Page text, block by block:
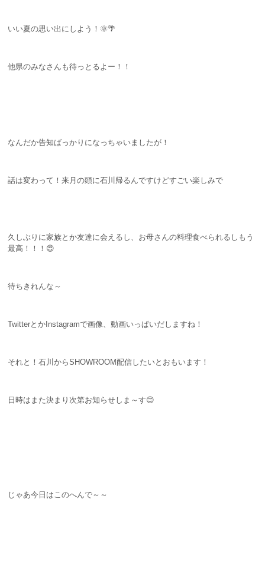
いい夏の思い出にしよう！🌞🌴
他県のみなさんも待っとるよー！！
なんだか告知ばっかりになっちゃいましたが！
話は変わって！来月の頭に石川帰るんですけどすごい楽しみで
久しぶりに家族とか友達に会えるし、お母さんの料理食べられるしもう
最高！！！😍
待ちきれんな～
TwitterとかInstagramで画像、動画いっぱいだしますね！
それと！石川からSHOWROOM配信したいとおもいます！
日時はまた決まり次第お知らせしま～す😊
じゃあ今日はこのへんで～～